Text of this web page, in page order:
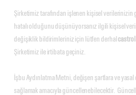
Şirketimiz tarafından işlenen kişisel verilerinizin
hatalı olduğunu düşünüyorsanız ilgili kişisel
değişiklik bildirimleriniz için lütfen derhal
Şirketimiz ile irtibata geçiniz.
İşbu Aydınlatma Metni, değişen şartlara ve
sağlamak amacıyla güncellenebilecektir.